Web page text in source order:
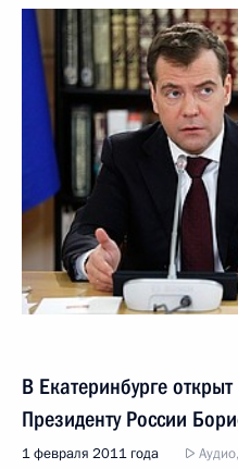
В Екатеринбурге
Президенту России
1 февраля 2011 года